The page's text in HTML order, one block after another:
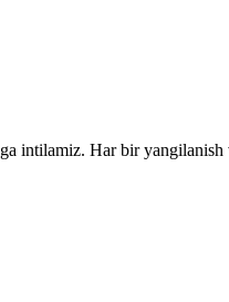
intilamiz. Har bir